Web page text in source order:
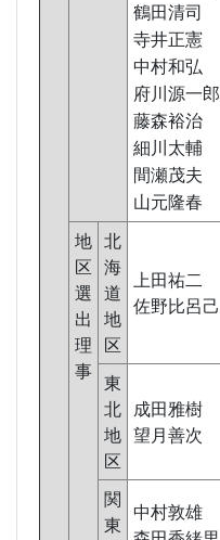
鶴田清司
寺井正憲
中村和弘
府川源一郎
藤森裕治
細川太輔
間瀬茂夫
山元隆春
地
区
選
出
理
事
北
海
道
地
区
上田祐二
佐野比呂己
東
北
地
区
成田雅樹
望月善次
関
東
中村敦雄